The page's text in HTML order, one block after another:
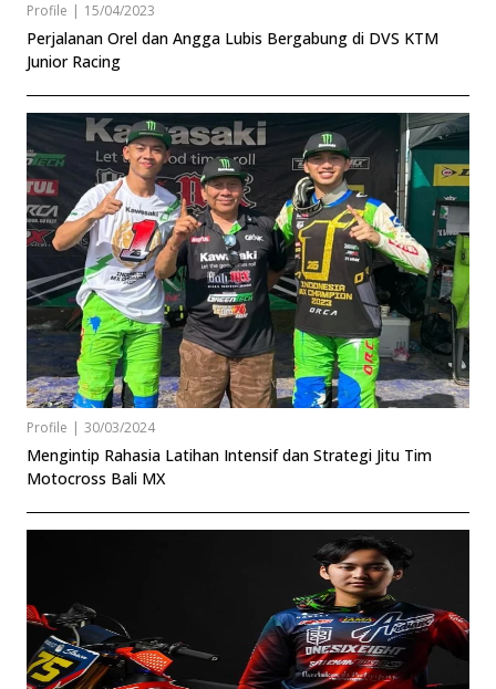
Profile | 15/04/2023
Perjalanan Orel dan Angga Lubis Bergabung di DVS KTM
Junior Racing
Profile | 30/03/2024
Mengintip Rahasia Latihan Intensif dan Strategi Jitu Tim
Motocross Bali MX